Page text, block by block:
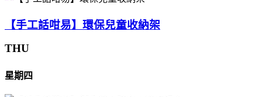
【手工話咁易】環保兒童收納架
THU
星期四